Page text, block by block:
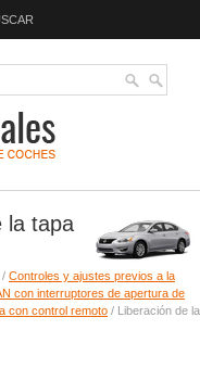
la tapa
/ Controles y ajustes previos a la
con interruptores de apertura de
con control remoto / Liberación de la